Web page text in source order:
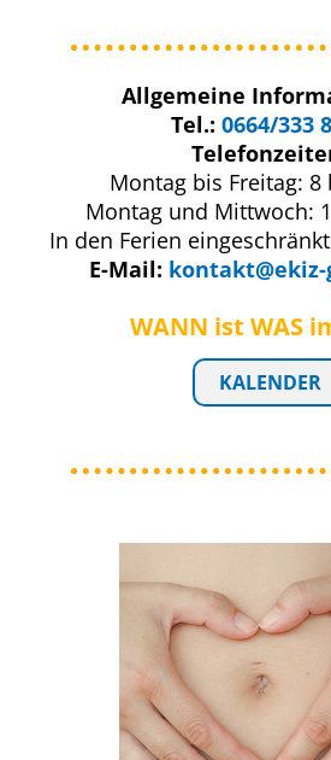
Allgemeine
Tel.: 0664/333
Montag bis Freitag: 8
Montag und Mittwoch:
In den Ferien
E-Mail:
WANN ist WAS
KALENDER